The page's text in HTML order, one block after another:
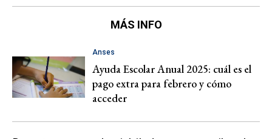
MÁS INFO
Anses
Ayuda Escolar Anual 2025: cuál es el
pago extra para febrero y cómo
acceder